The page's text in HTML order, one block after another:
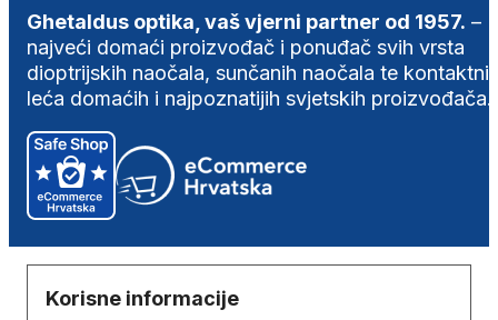
Ghetaldus optika, vaš vjerni partner od 1957. –
najveći domaći proizvođač i ponuđač svih vrsta
dioptrijskih naočala, sunčanih naočala te
leća domaćih i najpoznatijih svjetskih proizvođača.
Korisne informacije